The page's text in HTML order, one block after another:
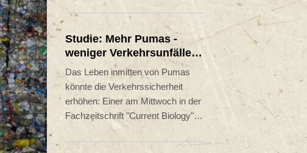
verdoppelt. Die höhere
Erdtemperatur sorge für Hitze,
Dürre und eine "durstige"
Atmosphäre, die den Boden
schneller austrocknet - das
sogenannte Feuerwetter, heißt es
einer am Donnerstag
veröffentlichten Studie. Die
Waldbrände zerstörten in diesem
Jahr bereits große Flächen in
Studie: Mehr Pumas -
weniger Verkehrsunfälle
mit Rehen
Das Leben inmitten von Pumas
könnte die Verkehrssicherheit
erhöhen: Einer am Mittwoch in der
Fachzeitschrift "Current Biology"
veröffentlichten Studie zufolge ist
die Zahl der Verkehrsunfälle mit